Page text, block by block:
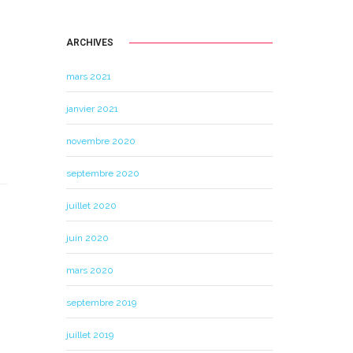
ARCHIVES
mars 2021
janvier 2021
novembre 2020
septembre 2020
juillet 2020
juin 2020
mars 2020
septembre 2019
juillet 2019